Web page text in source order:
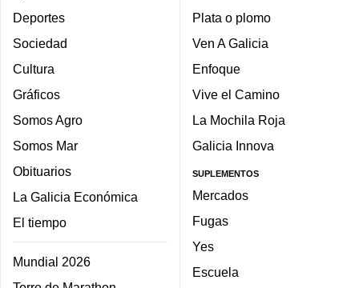
Deportes
Sociedad
Cultura
Gráficos
Somos Agro
Somos Mar
Obituarios
La Galicia Económica
El tiempo
Mundial 2026
Plata o plomo
Ven A Galicia
Enfoque
Vive el Camino
La Mochila Roja
Galicia Innova
SUPLEMENTOS
Mercados
Fugas
Yes
Escuela